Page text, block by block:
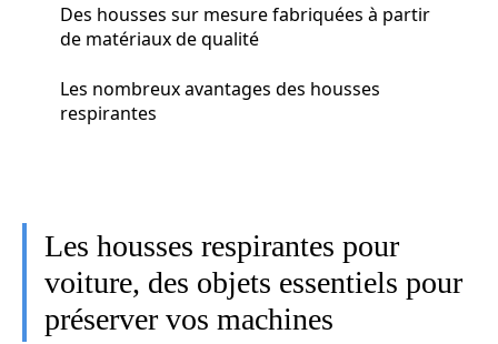
Des housses sur mesure fabriquées à partir
de matériaux de qualité
Les nombreux avantages des housses
respirantes
Les housses respirantes pour
voiture, des objets essentiels pour
préserver vos machines